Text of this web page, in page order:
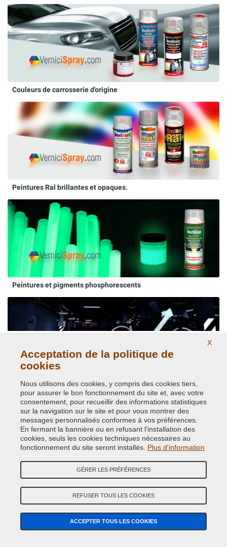
Couleurs de carrosserie d'origine
Peintures Ral brillantes et opaques.
Peintures et pigments phosphorescents
Peintures et pigments réfléchissants
Températures élevées jusqu'à 800 degrés
X
Acceptation de la politique de
cookies
Nous utilisons des cookies, y compris des cookies tiers,
pour assurer le bon fonctionnement du site et, avec votre
consentement, pour recueillir des informations statistiques
sur la navigation sur le site et pour vous montrer des
messages personnalisés conformes à vos préférences.
En fermant la bannière ou en refusant l'installation des
cookies, seuls les cookies techniques nécessaires au
fonctionnement du site seront installés. Plus d'information
GÉRER LES PRÉFÉRENCES
REFUSER TOUS LES COOKIES
ACCEPTER TOUS LES COOKIES